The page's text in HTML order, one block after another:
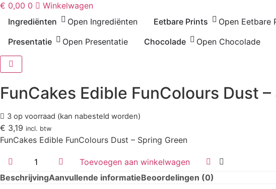
€ 0,00 0
Winkelwagen
Ingrediënten
Open Ingrediënten Eetbare Prints Open Eetbare
Presentatie
Open Presentatie Chocolade Open Chocolade
FunCakes Edible FunColours Dust
3 op voorraad (kan nabesteld worden)
€ 3,19 incl. btw
FunCakes Edible FunColours Dust – Spring Green
FunCakes
Edible
FunColours
Dust
Toevoegen aan winkelwagen
BeschrijvingAanvullende informatieBeoordelingen (0)